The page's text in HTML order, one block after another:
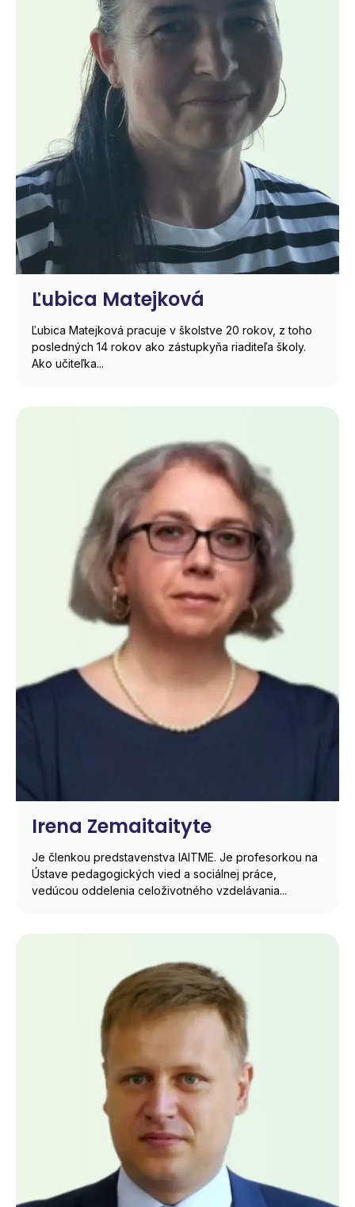
Ľubica Matejková
Ľubica Matejková pracuje v školstve 20 rokov, z toho
posledných 14 rokov ako zástupkyňa riaditeľa školy.
Ako učiteľka...
Irena Zemaitaityte
Je členkou predstavenstva IAITME. Je profesorkou na
Ústave pedagogických vied a sociálnej práce,
vedúcou oddelenia celoživotného vzdelávania...